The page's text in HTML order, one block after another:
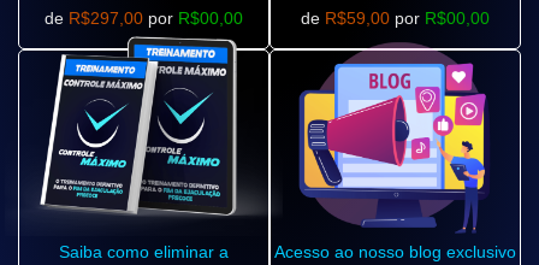
de R$297,00 por R$00,00 de R$59,00 por R$00,00
Saiba como eliminar a
Acesso ao nosso blog exclusivo